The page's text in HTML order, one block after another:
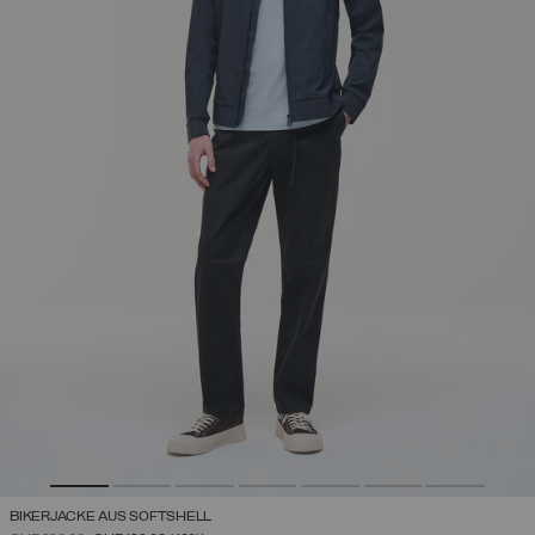
BIKERJACKE AUS SOFTSHELL